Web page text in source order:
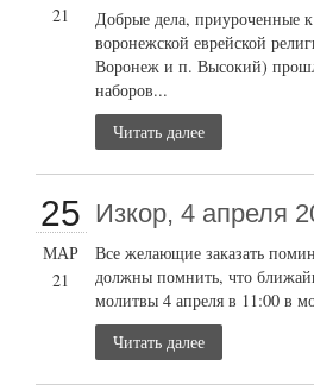
21
Добрые дела, приуроченные
воронежской еврейской
Воронеж и п. Высокий)
наборов...
Читать далее
25
МАР
21
Изкор, 4 апреля
Все желающие заказать
должны помнить, что
молитвы 4 апреля в 11:00 в
Читать далее